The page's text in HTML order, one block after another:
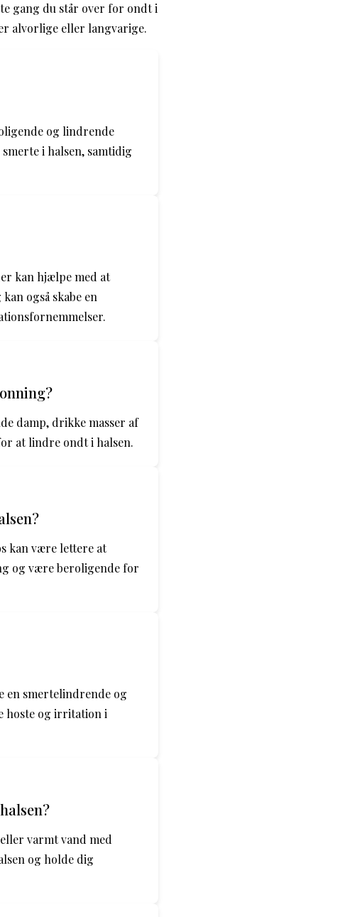
gang du står over for ondt i
alvorlige eller langvarige.
og lindrende
i halsen, samtidig
kan hjælpe med at
også skabe en
damp, drikke masser af
at lindre ondt i halsen.
kan være lettere at
og være beroligende for
en smertelindrende og
hoste og irritation i
varmt vand med
og holde dig